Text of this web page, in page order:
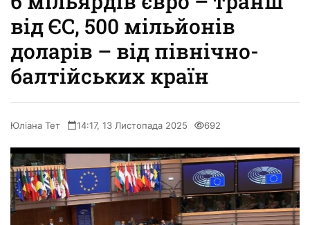
від ЄС, 500 мільйонів
доларів – від північно-
балтійських країн
Юліана Тет 14:17, 13 Листопада 2025 692